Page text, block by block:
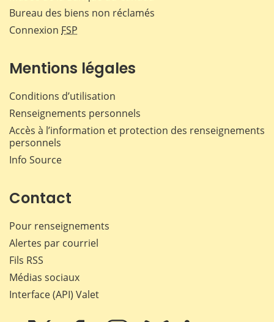
Bureau des biens non réclamés
Connexion FSP
Mentions légales
Conditions d’utilisation
Renseignements personnels
Accès à l’information et protection des renseignements
personnels
Info Source
Contact
Pour renseignements
Alertes par courriel
Fils RSS
Médias sociaux
Interface (API) Valet